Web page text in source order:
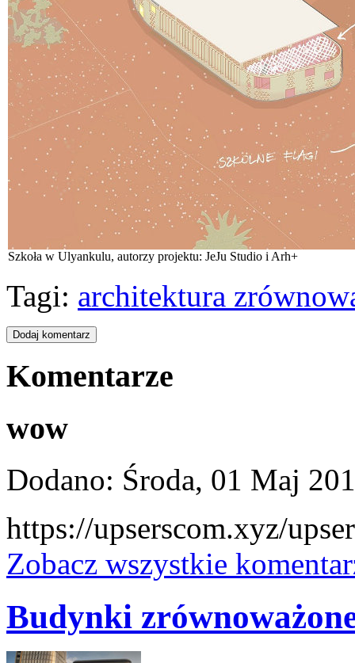
Szkoła w Ulyankulu, autorzy projektu: JeJu Studio i Arh+
Tagi: architektura
Komentarze
wow
Dodano: Środa, 01 Maj
https://upserscom.xyz/
Zobacz wszystkie
Budynki